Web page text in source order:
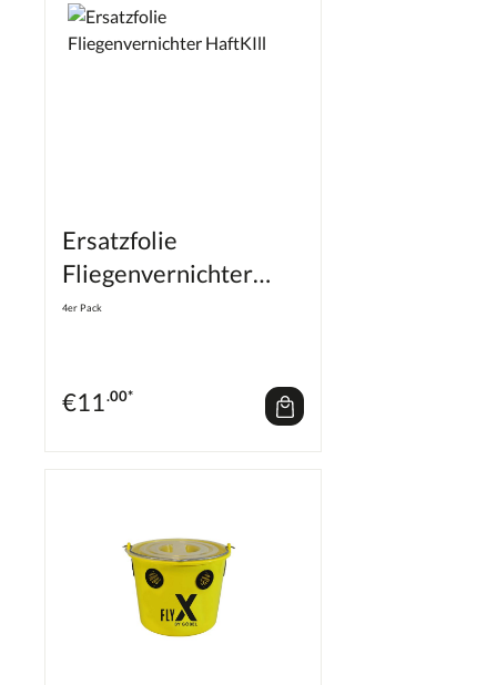
Ersatzfolie
Fliegenvernichter
HaftKIll
4er Pack
€11.00*